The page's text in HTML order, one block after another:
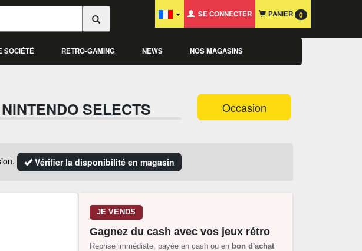
SE CONNECTER PANIER 0
SOCIÉTÉ RETRO-GAMING NEWS NOS MAGASINS
SELECTS Occasion
Vérifier la disponibilité en magasin
JE VENDS
Gagnez du cash avec vos jeux rétro
Reprise immédiate, payée en cash ou en bon d'achat